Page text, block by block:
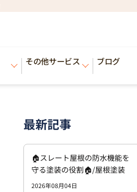
その他サービス ブログ
最新記事
🏠スレート屋根の防水機能を
守る塗装の役割🏠/屋根塗装
2026年08月04日